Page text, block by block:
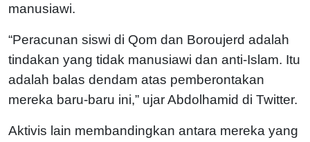
manusiawi.
“Peracunan siswi di Qom dan Boroujerd adalah
tindakan yang tidak manusiawi dan anti-Islam. Itu
adalah balas dendam atas pemberontakan
mereka baru-baru ini,” ujar Abdolhamid di Twitter.
Aktivis lain membandingkan antara mereka yang